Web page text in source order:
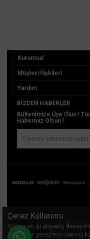
Kurumsal
Müşteri İlişkileri
Yardım
BIZDEN HABERLER
Bültenimize Üye Olun !
Haberiniz Olsun !
© 2022
Çerez Kullanımı
Sizlere en iyi alışveriş
sitemizde çerezler(cookies)